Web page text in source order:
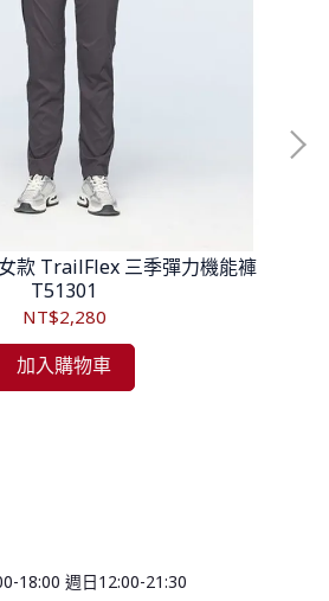
款 TrailFlex 三季彈力機能褲
T51301
NT$2,280
加入購物車
18:00 週日12:00-21:30